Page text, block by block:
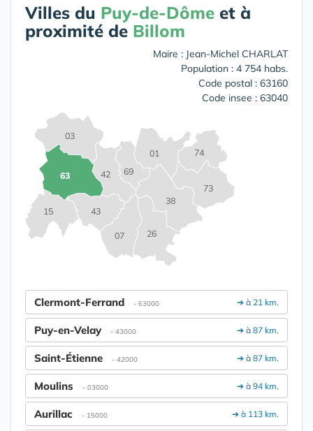
Villes du Puy-de-Dôme et à
proximité de Billom
Maire : Jean-Michel CHARLAT
Population : 4 754 habs.
Code postal : 63160
Code insee : 63040
01
03
07
15
26
38
42
43
63
69
73
74
➔ à 21 km.
Clermont-Ferrand - 63000
➔ à 87 km.
Puy-en-Velay - 43000
➔ à 87 km.
Saint-Étienne - 42000
➔ à 94 km.
Moulins - 03000
➔ à 113 km.
Aurillac - 15000